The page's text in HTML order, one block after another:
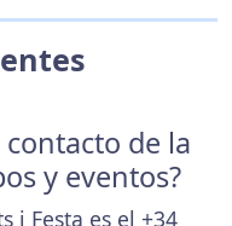
de la
y eventos?
i Festa es el +34